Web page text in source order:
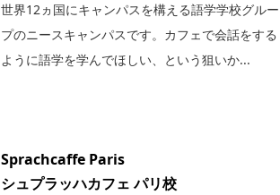
世界12ヵ国にキャンパスを構える語学学校グルー
プのニースキャンパスです。カフェで会話をする
ように語学を学んでほしい、という狙いか...
Sprachcaffe Paris
シュプラッハカフェ パリ校